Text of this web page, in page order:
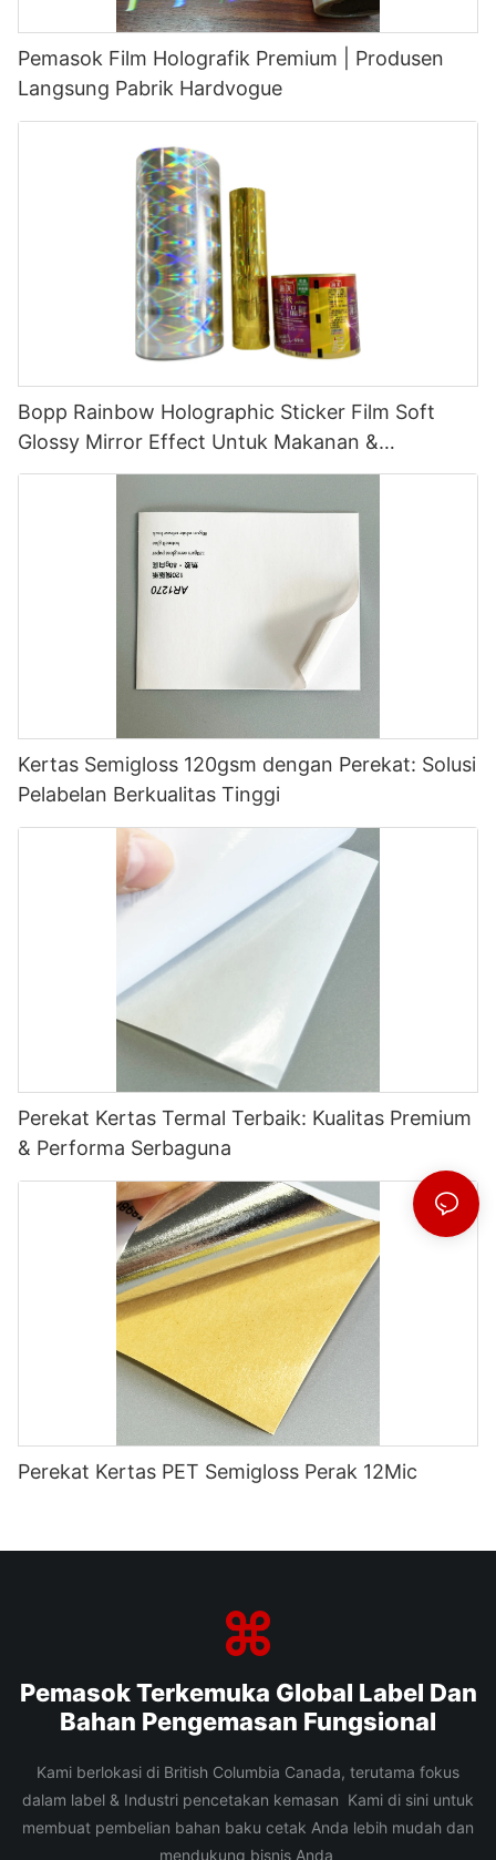
Pemasok Film Holografik Premium | Produsen
Langsung Pabrik Hardvogue
Bopp Rainbow Holographic Sticker Film Soft
Glossy Mirror Effect Untuk Makanan &
Pembungkus Hadiah
Kertas Semigloss 120gsm dengan Perekat: Solusi
Pelabelan Berkualitas Tinggi
Perekat Kertas Termal Terbaik: Kualitas Premium
& Performa Serbaguna
Perekat Kertas PET Semigloss Perak 12Mic
Pemasok Terkemuka Global Label Dan
Bahan Pengemasan Fungsional
Kami berlokasi di British Columbia Canada, terutama fokus
dalam label & Industri pencetakan kemasan Kami di sini untuk
membuat pembelian bahan baku cetak Anda lebih mudah dan
mendukung bisnis Anda